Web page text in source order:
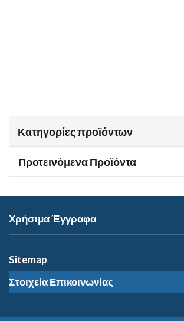
Κατηγορίες προϊόντων
Προτεινόμενα Προϊόντα
Χρήσιμα Έγγραφα
Sitemap
Στοιχεία Επικοινωνίας